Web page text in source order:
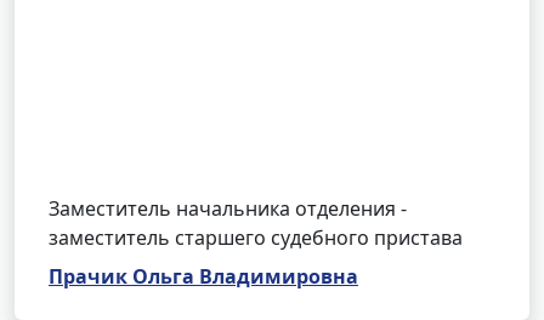
Заместитель начальника отделения -
заместитель старшего судебного пристава
Прачик Ольга Владимировна